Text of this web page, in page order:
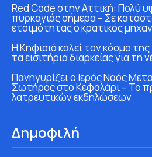
Red Code στην Αττική: Πολύ
πυρκαγιάς σήμερα – Σε
ετοιμότητας ο κρατικός
Η Κηφισιά καλεί τον κόσμο
τα εισιτήρια διαρκείας για τη
Πανηγυρίζει ο Ιερός Ναός
Σωτήρος στο Κεφαλάρι – Το
λατρευτικών εκδηλώσεων
Δημοφιλή